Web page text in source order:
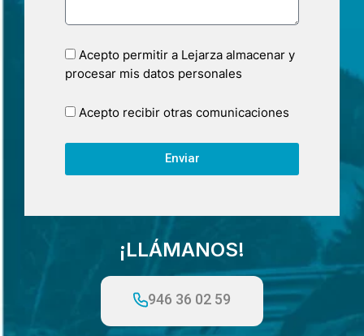
Acepto permitir a Lejarza almacenar y
procesar mis datos personales
Acepto recibir otras comunicaciones
Enviar
¡LLÁMANOS!
946 36 02 59